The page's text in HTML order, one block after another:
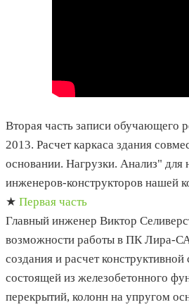
Вторая часть записи
2013. Расчет каркаса здания
основании. Нагрузки. Анализ"
инженеров-конструкторов нашей
★ Первая часть
Главный инженер Виктор
возможности работы в ПК Лира-
создания и расчет
состоящей из железобетонного
перекрытий, колонн на упругом